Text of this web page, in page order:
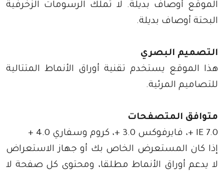
الموقع أوصاف بديلة. لا تملك الرسومات الزخرفية
البحتة أوصاف بديلة.
التصميم البصري
هذا الموقع يستخدم تقنية أوراق الأنماط المتتالية
للتصاميم المرئية.
متوافق المتصفحات
IE 7.0 +، فايرفوكس 3.0 +، كروم وسفاري 4.0 +
إذا كان المستعرض الخاص بك أو جهاز الاستعراض
لا يدعم أوراق الأنماط مطلقا، ومحتوى كل صفحة لا